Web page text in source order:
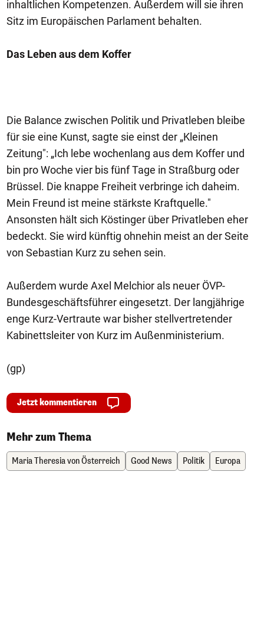
inhaltlichen Kompetenzen. Außerdem will sie ihren
Sitz im Europäischen Parlament behalten.
Das Leben aus dem Koffer
Die Balance zwischen Politik und Privatleben bleibe
für sie eine Kunst, sagte sie einst der „Kleinen
Zeitung": „Ich lebe wochenlang aus dem Koffer und
bin pro Woche vier bis fünf Tage in Straßburg oder
Brüssel. Die knappe Freiheit verbringe ich daheim.
Mein Freund ist meine stärkste Kraftquelle."
Ansonsten hält sich Köstinger über Privatleben eher
bedeckt. Sie wird künftig ohnehin meist an der Seite
von Sebastian Kurz zu sehen sein.
Außerdem wurde Axel Melchior als neuer ÖVP-
Bundesgeschäftsführer eingesetzt. Der langjährige
enge Kurz-Vertraute war bisher stellvertretender
Kabinettsleiter von Kurz im Außenministerium.
(gp)
Jetzt kommentieren
Mehr zum Thema
Maria Theresia von Österreich Good News Politik Europa